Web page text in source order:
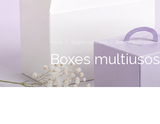
Según utilidad Boxes multiusos /
Boxes multiusos